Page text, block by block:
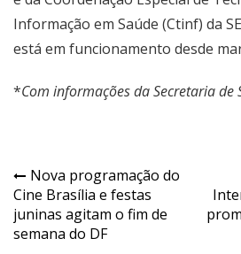
Informação em Saúde (Ctinf) da
está em funcionamento desde
*Com informações da Secretaria de
Navegação
de
Post
Nova programação do
Cine Brasília e festas
juninas agitam o fim de
semana do DF